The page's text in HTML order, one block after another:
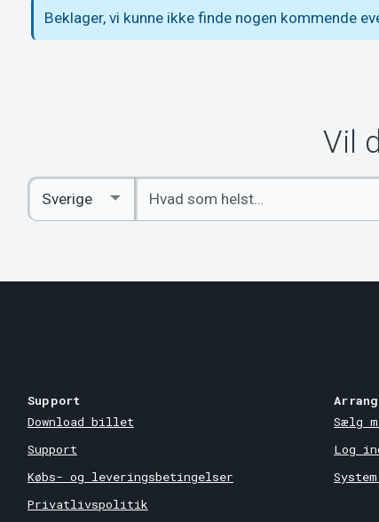
Beklager, vi kunne ikke finde nogen kommende
Vil
Indtast
søgeord
Select
Country
Support
Download billet
Support
Købs- og leveringsbetingelser
Privatlivspolitik
Sælg
Log